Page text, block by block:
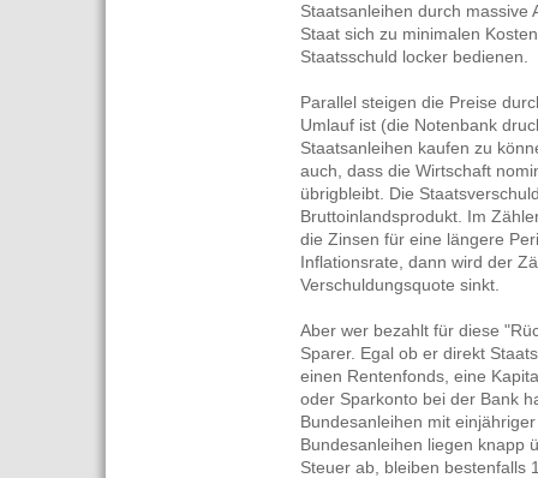
Staatsanleihen durch massive
Staat sich zu minimalen
Staatsschuld locker bedienen.
Parallel steigen die Preise
Umlauf ist (die Notenbank
Staatsanleihen kaufen zu
auch, dass die Wirtschaft
übrigbleibt. Die
Bruttoinlandsprodukt. Im
die Zinsen für eine längere
Inflationsrate, dann wird der
Verschuldungsquote sinkt.
Aber wer bezahlt für diese
Sparer. Egal ob er direkt
einen Rentenfonds, eine
oder Sparkonto bei der Bank
Bundesanleihen mit
Bundesanleihen liegen knapp
Steuer ab, bleiben bestenfalls